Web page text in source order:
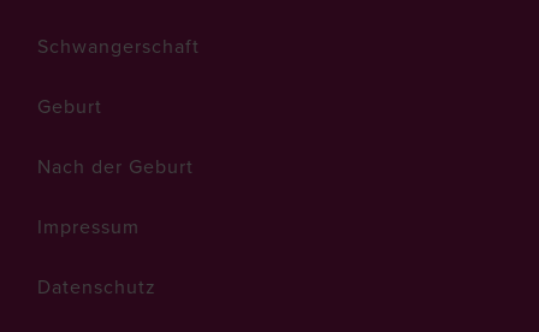
Schwangerschaft
Geburt
Nach der Geburt
Impressum
Datenschutz